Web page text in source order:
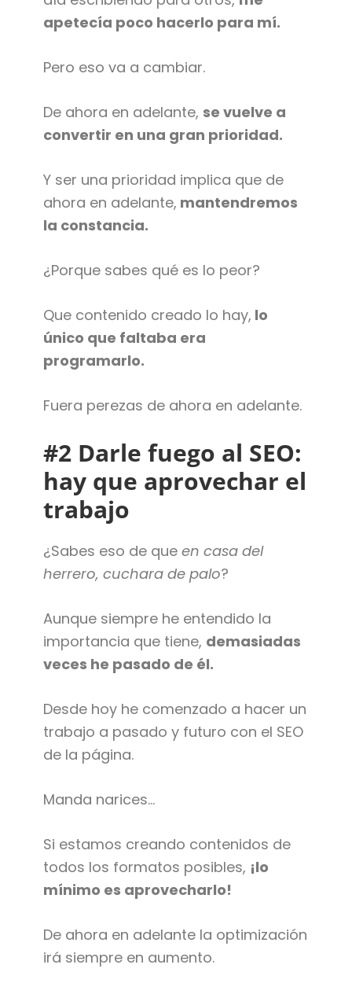
apetecía poco hacerlo para mí.
Pero eso va a cambiar.
De ahora en adelante, se vuelve a
convertir en una gran prioridad.
Y ser una prioridad implica que de
ahora en adelante, mantendremos
la constancia.
¿Porque sabes qué es lo peor?
Que contenido creado lo hay, lo
único que faltaba era
programarlo.
Fuera perezas de ahora en adelante.
#2 Darle fuego al SEO:
hay que aprovechar el
trabajo
¿Sabes eso de que en casa del
herrero, cuchara de palo?
Aunque siempre he entendido la
importancia que tiene, demasiadas
veces he pasado de él.
Desde hoy he comenzado a hacer un
trabajo a pasado y futuro con el SEO
de la página.
Manda narices…
Si estamos creando contenidos de
todos los formatos posibles, ¡lo
mínimo es aprovecharlo!
De ahora en adelante la optimización
irá siempre en aumento.